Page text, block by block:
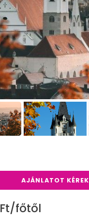
AJÁNLATOT KÉREK
főtől